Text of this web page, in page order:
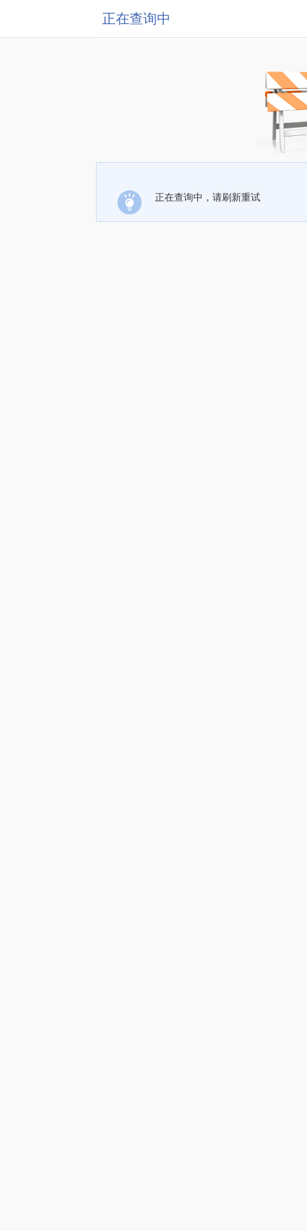
正在查询中
正在查询中，请刷新重试